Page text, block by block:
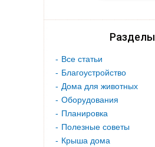
Разделы
Все статьи
Благоустройство
Дома для животных
Оборудования
Планировка
Полезные советы
Крыша дома